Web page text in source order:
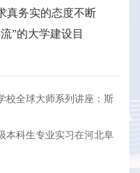
真务实的态度不断
”的大学建设目
校全球大师系列讲座：斯
本科生专业实习在河北阜